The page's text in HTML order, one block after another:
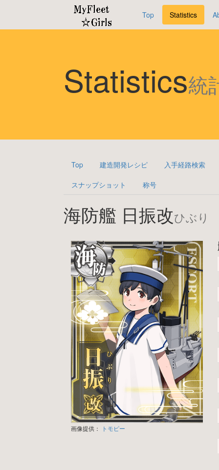
Top Statistics
Statistics統
Top 建造開発レシピ 入手経路検索
スナップショット 称号
海防艦 日振改ひぶり
画像提供： トモピー